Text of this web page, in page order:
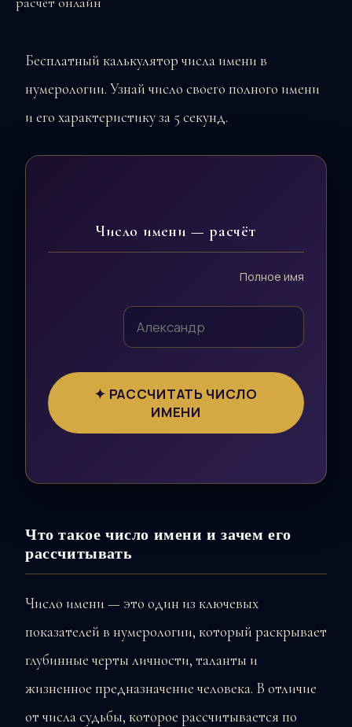
Бесплатный калькулятор числа имени в
нумерологии. Узнай число своего полного имени
и его характеристику за 5 секунд.
Число имени — расчёт
Полное имя
✦ РАССЧИТАТЬ ЧИСЛО
ИМЕНИ
Что такое число имени и зачем его
рассчитывать
Число имени — это один из ключевых
показателей в нумерологии, который раскрывает
глубинные черты личности, таланты и
жизненное предназначение человека. В отличие
от числа судьбы, которое рассчитывается по